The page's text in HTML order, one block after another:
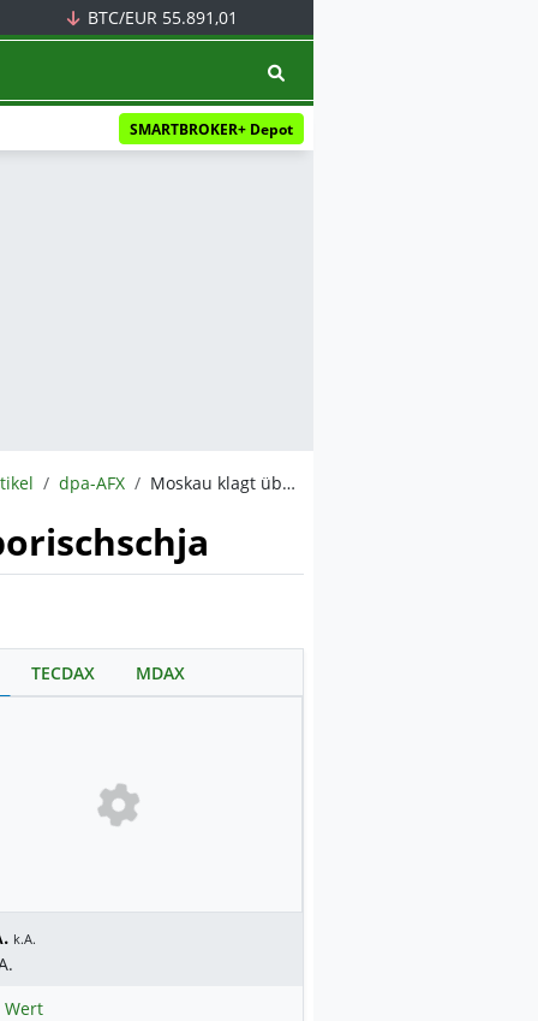
BTC/EUR 55.891,01
SMARTBROKER+ Depot
dpa-AFX Moskau klagt über Angriffe Kiews auf AKW Saporischschja
TECDAX MDAX
k.A.